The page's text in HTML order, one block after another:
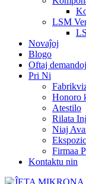
LSM
Novaĵoj
Blogo
Oftaj demandoj
Pri Ni
Honoro
Atestilo
Rilata
Niaj
Firmaa
Kontaktu nin